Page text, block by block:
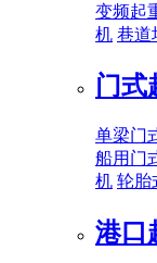
变频起
机 巷道
门式
单梁门
船用门
机 轮胎
港口